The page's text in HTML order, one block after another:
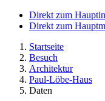
Direkt zum
Direkt zum
Startseite
Besuch
Architektur
Paul-Löbe-Haus
Daten